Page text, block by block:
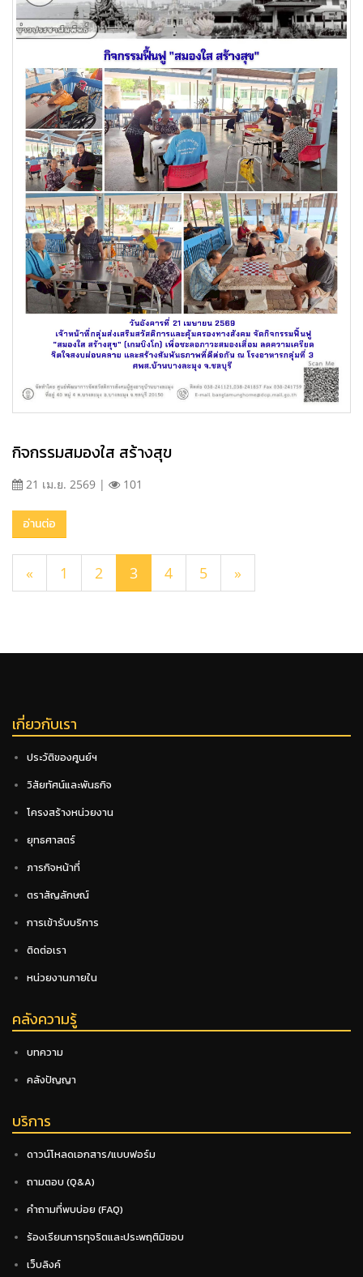
กิจกรรมสมองใส สร้างสุข
21 เม.ย. 2569 | 101
อ่านต่อ
« 1 2 3 4 5 »
เกี่ยวกับเรา
ประวัติของศูนย์ฯ
วิสัยทัศน์และพันธกิจ
โครงสร้างหน่วยงาน
ยุทธศาสตร์
ภารกิจหน้าที่
ตราสัญลักษณ์
การเข้ารับบริการ
ติดต่อเรา
หน่วยงานภายใน
คลังความรู้
บทความ
คลังปัญญา
บริการ
ดาวน์โหลดเอกสาร/แบบฟอร์ม
ถามตอบ (Q&A)
คำถามที่พบบ่อย (FAQ)
ร้องเรียนการทุจริตและประพฤติมิชอบ
เว็บลิงค์